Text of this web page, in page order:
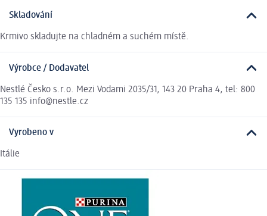
Skladování
Krmivo skladujte na chladném a suchém místě.
Výrobce / Dodavatel
Nestlé Česko s.r.o. Mezi Vodami 2035/31, 143 20 Praha 4, tel: 800
135 135 info@nestle.cz
Vyrobeno v
Itálie